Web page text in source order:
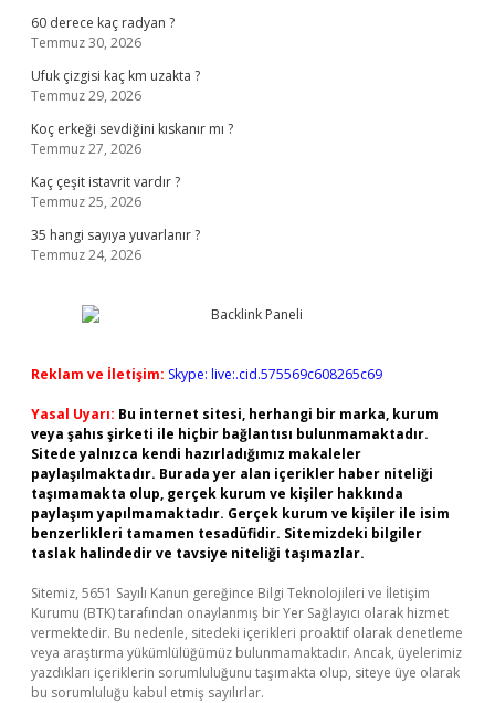
60 derece kaç radyan ?
Temmuz 30, 2026
Ufuk çizgisi kaç km uzakta ?
Temmuz 29, 2026
Koç erkeği sevdiğini kıskanır mı ?
Temmuz 27, 2026
Kaç çeşit istavrit vardır ?
Temmuz 25, 2026
35 hangi sayıya yuvarlanır ?
Temmuz 24, 2026
Reklam ve İletişim: Skype: live:.cid.575569c608265c69
Yasal Uyarı: Bu internet sitesi, herhangi bir marka, kurum
veya şahıs şirketi ile hiçbir bağlantısı bulunmamaktadır.
Sitede yalnızca kendi hazırladığımız makaleler
paylaşılmaktadır. Burada yer alan içerikler haber niteliği
taşımamakta olup, gerçek kurum ve kişiler hakkında
paylaşım yapılmamaktadır. Gerçek kurum ve kişiler ile isim
benzerlikleri tamamen tesadüfidir. Sitemizdeki bilgiler
taslak halindedir ve tavsiye niteliği taşımazlar.
Sitemiz, 5651 Sayılı Kanun gereğince Bilgi Teknolojileri ve İletişim
Kurumu (BTK) tarafından onaylanmış bir Yer Sağlayıcı olarak hizmet
vermektedir. Bu nedenle, sitedeki içerikleri proaktif olarak denetleme
veya araştırma yükümlülüğümüz bulunmamaktadır. Ancak, üyelerimiz
yazdıkları içeriklerin sorumluluğunu taşımakta olup, siteye üye olarak
bu sorumluluğu kabul etmiş sayılırlar.